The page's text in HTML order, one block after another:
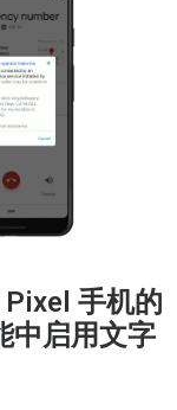
手机的
中启用文字